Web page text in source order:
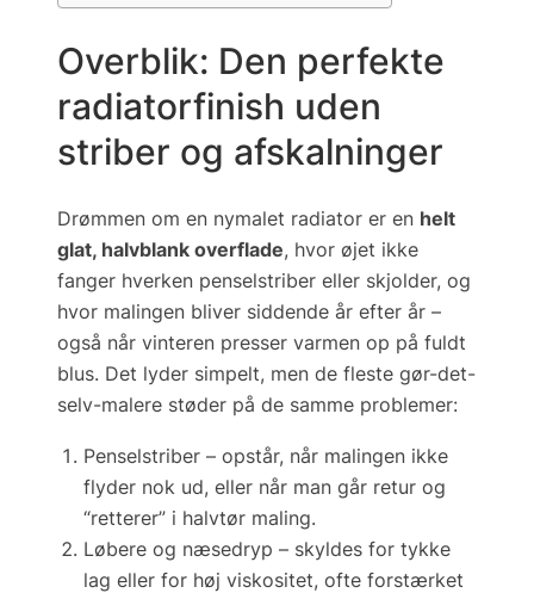
Overblik: Den perfekte
radiatorfinish uden
striber og afskalninger
Drømmen om en nymalet radiator er en helt
glat, halvblank overflade, hvor øjet ikke
fanger hverken penselstriber eller skjolder, og
hvor malingen bliver siddende år efter år –
også når vinteren presser varmen op på fuldt
blus. Det lyder simpelt, men de fleste gør-det-
selv-malere støder på de samme problemer:
Penselstriber – opstår, når malingen ikke
flyder nok ud, eller når man går retur og
“rette­rer” i halv­tør maling.
Løbere og næsedryp – skyldes for tykke
lag eller for høj viskositet, ofte forstærket